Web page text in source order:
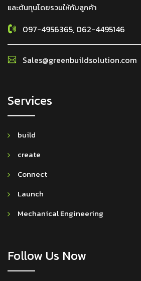
และต้นทุนโดยรวมให้กับลูกค้า
097-4956365, 062-4495146
Sales@greenbuildsolution.com
Services
build
create
Connect
Launch
Mechanical Engineering
Follow Us Now